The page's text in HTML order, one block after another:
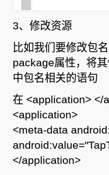
3、修改资源
比如我们要修改包
package属性，将
中包名相关的语句
在 <application> </
<application>
<meta-data
</application>